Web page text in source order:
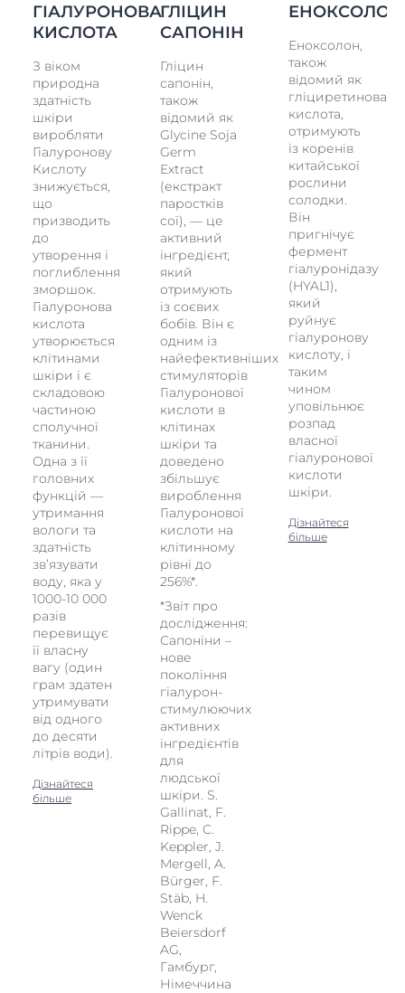
ГІАЛУРОНОВА
КИСЛОТА
З віком
природна
здатність
шкіри
виробляти
Гіалуронову
Кислоту
знижується,
що
призводить
до
утворення і
поглиблення
зморшок.
Гіалуронова
кислота
утворюється
клітинами
шкіри і є
складовою
частиною
сполучної
тканини.
Одна з її
головних
функцій —
утримання
вологи та
здатність
зв’язувати
воду, яка у
1000-10 000
разів
перевищує
її власну
вагу (один
грам здатен
утримувати
від одного
до десяти
літрів води).
Дізнайтеся
більше
ГЛІЦИН
САПОНІН
Гліцин
сапонін,
також
відомий як
Glycine Soja
Germ
Extract
(екстракт
паростків
сої), — це
активний
інгредієнт,
який
отримують
із соєвих
бобів. Він є
одним із
найефективніших
стимуляторів
Гіалуронової
кислоти в
клітинах
шкіри та
доведено
збільшує
вироблення
Гіалуронової
кислоти на
клітинному
рівні до
256%*.
*Звіт про
дослідження:
Сапоніни –
нове
покоління
гіалурон-
стимулюючих
активних
інгредієнтів
для
людської
шкіри. S.
Gallinat, F.
Rippe, C.
Keppler, J.
Mergell, A.
Bürger, F.
Stäb, H.
Wenck
Beiersdorf
AG,
Гамбург,
Німеччина
ЕНОКСОЛОН
Еноксолон,
також
відомий як
гліциретинова
кислота,
отримують
із коренів
китайської
рослини
солодки.
Він
пригнічує
фермент
гіалуронідазу
(HYAL1),
який
руйнує
гіалуронову
кислоту, і
таким
чином
уповільнює
розпад
власної
гіалуронової
кислоти
шкіри.
Дізнайтеся
більше